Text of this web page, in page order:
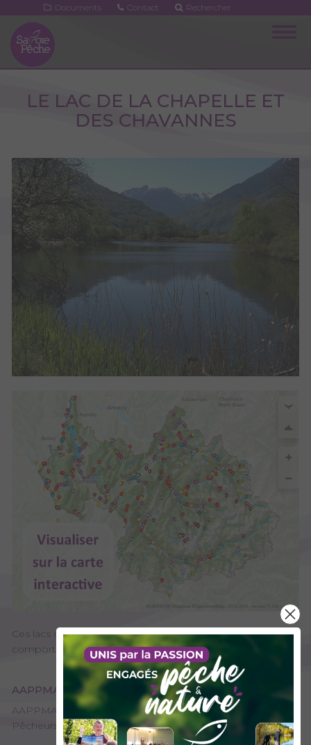
contenu
principal
Documents Contact Rechercher
LE LAC DE LA CHAPELLE ET
DES CHAVANNES
Ces lacs de 1ère catégorie, au beau milieu de la Nature,
comportent des salmonidés mais aussi du poisson blanc.
AAPPMA GESTIONNAIRE
AAPPMA de La Chambre / Aiguebelle - L'amicale des
Pêcheurs de l'Arc